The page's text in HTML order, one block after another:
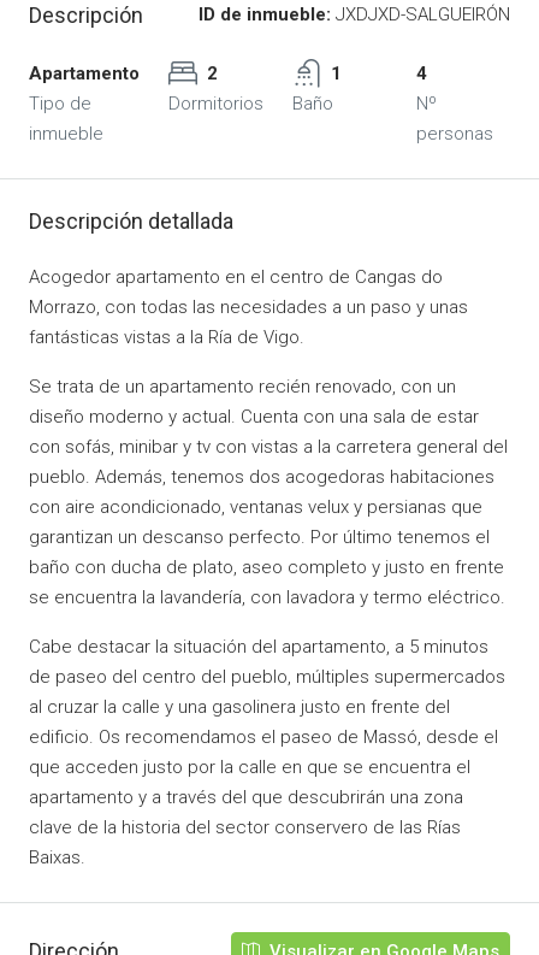
Descripción ID de inmueble: JXDJXD-SALGUEIRÓN
Apartamento
Tipo de
inmueble
2
Dormitorios
1
Baño
4
Nº
personas
Descripción detallada
Acogedor apartamento en el centro de Cangas do
Morrazo, con todas las necesidades a un paso y unas
fantásticas vistas a la Ría de Vigo.
Se trata de un apartamento recién renovado, con un
diseño moderno y actual. Cuenta con una sala de estar
con sofás, minibar y tv con vistas a la carretera general del
pueblo. Además, tenemos dos acogedoras habitaciones
con aire acondicionado, ventanas velux y persianas que
garantizan un descanso perfecto. Por último tenemos el
baño con ducha de plato, aseo completo y justo en frente
se encuentra la lavandería, con lavadora y termo eléctrico.
Cabe destacar la situación del apartamento, a 5 minutos
de paseo del centro del pueblo, múltiples supermercados
al cruzar la calle y una gasolinera justo en frente del
edificio. Os recomendamos el paseo de Massó, desde el
que acceden justo por la calle en que se encuentra el
apartamento y a través del que descubrirán una zona
clave de la historia del sector conservero de las Rías
Baixas.